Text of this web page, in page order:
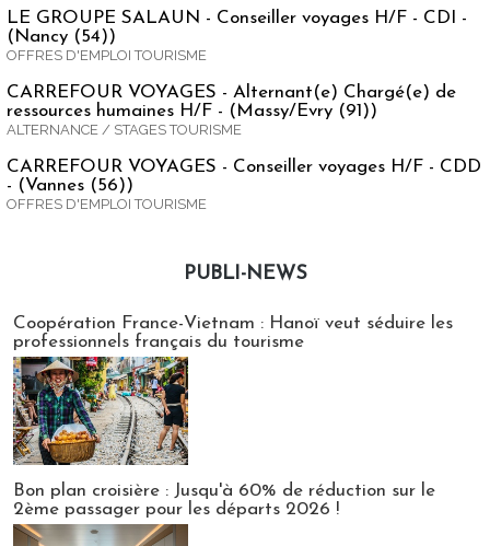
LE GROUPE SALAUN - Conseiller voyages H/F - CDI -
(Nancy (54))
OFFRES D'EMPLOI TOURISME
CARREFOUR VOYAGES - Alternant(e) Chargé(e) de
ressources humaines H/F - (Massy/Evry (91))
ALTERNANCE / STAGES TOURISME
CARREFOUR VOYAGES - Conseiller voyages H/F - CDD
- (Vannes (56))
OFFRES D'EMPLOI TOURISME
PUBLI-NEWS
Coopération France-Vietnam : Hanoï veut séduire les
professionnels français du tourisme
Bon plan croisière : Jusqu'à 60% de réduction sur le
2ème passager pour les départs 2026 !